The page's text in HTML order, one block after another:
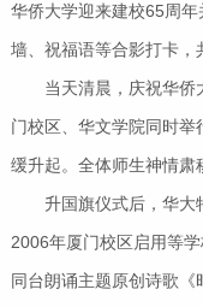
华侨大学迎来建校65周
墙、祝福语等合影打卡，
当天清晨，庆祝华侨
门校区、华文学院同时
缓升起。全体师生神情肃
升国旗仪式后，华大特
2006年厦门校区启用等
同台朗诵主题原创诗歌